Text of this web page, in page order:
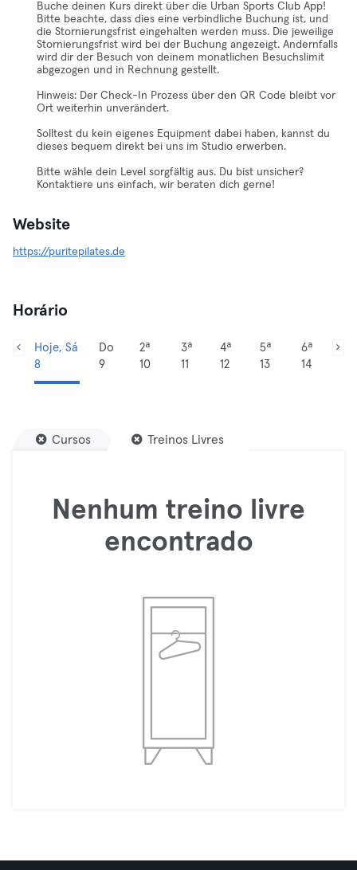
Buche deinen Kurs direkt über die Urban Sports Club App!
Bitte beachte, dass dies eine verbindliche Buchung ist, und
die Stornierungsfrist eingehalten werden muss. Die jeweilige
Stornierungsfrist wird bei der Buchung angezeigt. Andernfalls
wird dir der Besuch von deinem monatlichen Besuchslimit
abgezogen und in Rechnung gestellt.
Hinweis: Der Check-In Prozess über den QR Code bleibt vor
Ort weiterhin unverändert.
Solltest du kein eigenes Equipment dabei haben, kannst du
dieses bequem direkt bei uns im Studio erwerben.
Bitte wähle dein Level sorgfältig aus. Du bist unsicher?
Kontaktiere uns einfach, wir beraten dich gerne!
Website
https://puritepilates.de
Horário
Hoje, Sá
8
Do
9
2ª
10
3ª
11
4ª
12
5ª
13
6ª
14
Cursos Treinos Livres
Nenhum treino livre
encontrado